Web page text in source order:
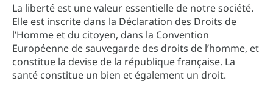
La liberté est une valeur essentielle de notre société.
Elle est inscrite dans la Déclaration des Droits de
l’Homme et du citoyen, dans la Convention
Européenne de sauvegarde des droits de l’homme, et
constitue la devise de la république française. La
santé constitue un bien et également un droit.